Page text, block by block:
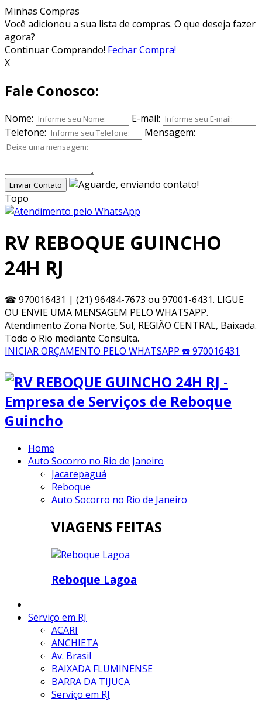
Minhas Compras
Você adicionou a sua lista de compras. O que deseja fazer
agora?
Continuar Comprando! Fechar Compra!
X
Fale Conosco:
Nome:
E-mail:
Telefone:
Mensagem:
Enviar Contato
Topo
RV REBOQUE GUINCHO
24H RJ
☎ 970016431 | (21) 96484-7673 ou 97001-6431. LIGUE
OU ENVIE UMA MENSAGEM PELO WHATSAPP.
Atendimento Zona Norte, Sul, REGIÃO CENTRAL, Baixada.
Todo o Rio mediante Consulta.
INICIAR ORÇAMENTO PELO WHATSAPP ☎️ 970016431
Home
Auto Socorro no Rio de Janeiro
Jacarepaguá
Reboque
Auto Socorro no Rio de Janeiro
VIAGENS FEITAS
Reboque Lagoa
Serviço em RJ
ACARI
ANCHIETA
Av. Brasil
BAIXADA FLUMINENSE
BARRA DA TIJUCA
Serviço em RJ